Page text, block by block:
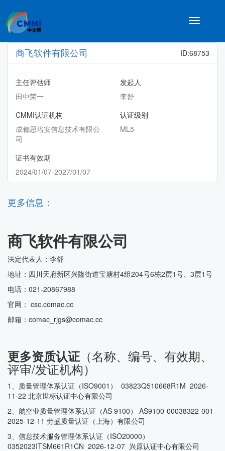
Toggle
商飞软件有限公司 ID:68753
主任评估师
田中荣一
发起人
李舒
CMMI认证机构
成都思培安信息技术有限公
司
认证级别
ML5
证书有效期
2024/01/07-2027/01/07
更多信息：
商飞软件有限公司
法定代表人：李舒
地址：四川天府新区兴隆街道宝塘村4组204号6栋2层1号、3层1号
电话：021-20867988
官网： csc.comac.cc
邮箱：comac_rjgs@comac.cc
更多资质认证（名称、编号、有效期、
评审/发证机构）
1、质量管理体系认证（ISO9001） 03823Q510668R1M 2026-
11-22 北京世标认证中心有限公司
2、航空业质量管理体系认证（AS 9100） AS9100-00038322-001
2025-12-11 劳盛质量认证（上海）有限公司
3、信息技术服务管理体系认证（ISO20000）
0352023ITSM661R1CN 2026-12-07 兴原认证中心有限公司